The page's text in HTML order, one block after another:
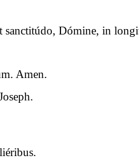
sanctitúdo, Dómine, in
Amen.